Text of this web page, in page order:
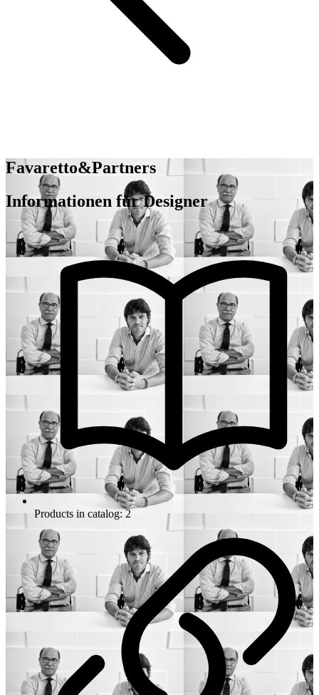
Favaretto&Partners
Informationen für Designer
Products in catalog: 2